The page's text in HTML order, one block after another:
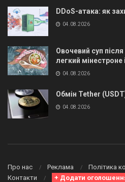
DDoS-атака: як
04.08.2026
Овочевий суп
легкий мінестроне
04.08.2026
Обмін Tether
04.08.2026
Про нас Реклама
Політика
Контакти
+ Додати